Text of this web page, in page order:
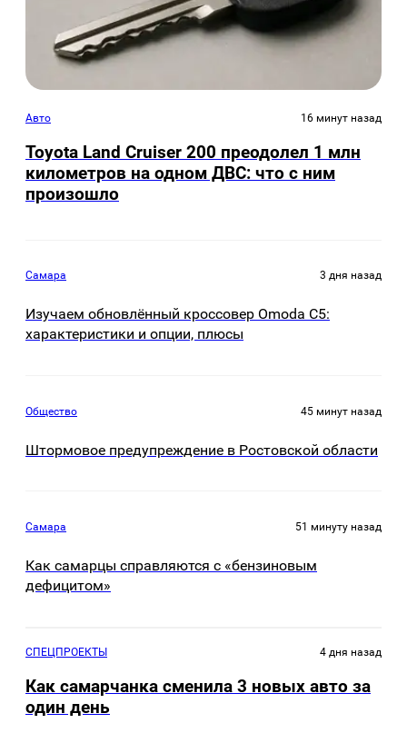
Авто 16 минут назад
Toyota Land Cruiser 200 преодолел 1 млн
километров на одном ДВС: что с ним
произошло
Самара 3 дня назад
Изучаем обновлённый кроссовер Omoda C5:
характеристики и опции, плюсы
Общество 45 минут назад
Штормовое предупреждение в Ростовской области
Самара 51 минуту назад
Как самарцы справляются с «бензиновым
дефицитом»
СПЕЦПРОЕКТЫ 4 дня назад
Как самарчанка сменила 3 новых авто за
один день